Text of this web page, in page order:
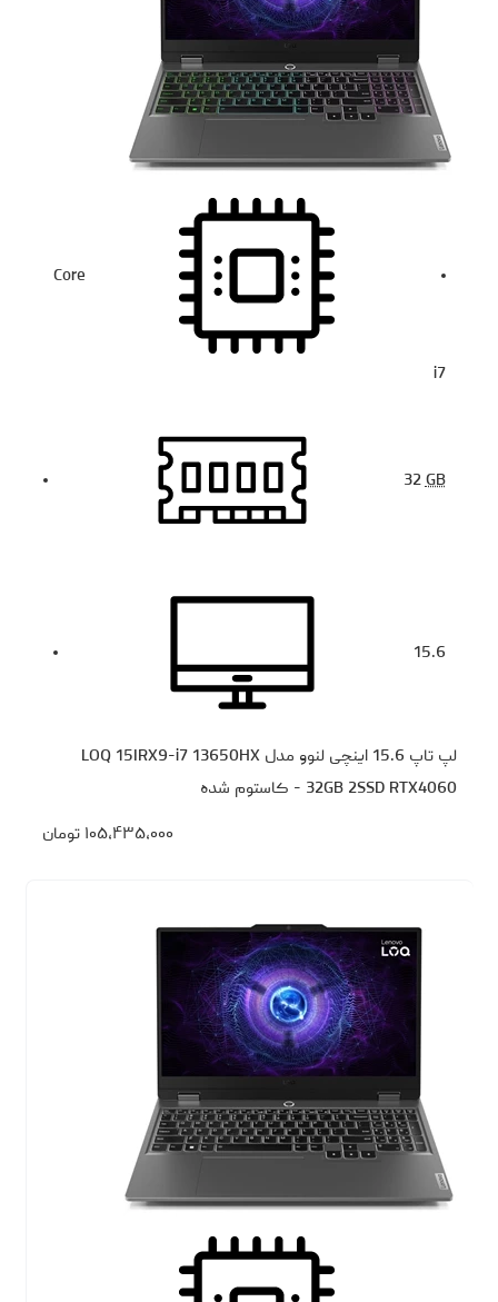
Core
i7
32GB
15.6
لپ تاپ 15.6 اینچی لنوو مدل LOQ 15IRX9-i7 13650HX
32GB 2SSD RTX4060 - کاستوم شده
۱۰۵،۴۳۵،۰۰۰ تومان